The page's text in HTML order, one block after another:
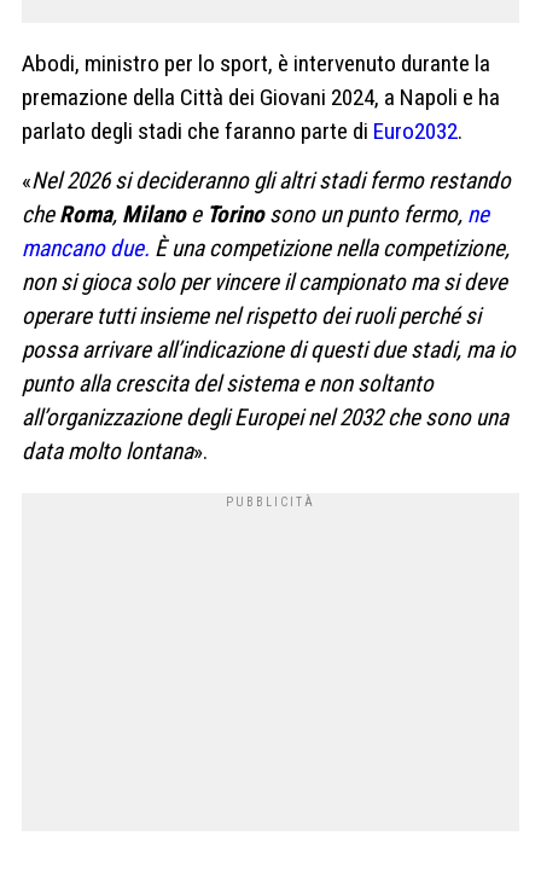
Abodi, ministro per lo sport, è intervenuto durante la
premazione della Città dei Giovani 2024, a Napoli e ha
parlato degli stadi che faranno parte di Euro2032.
«Nel 2026 si decideranno gli altri stadi fermo restando
cheRoma, Milanoe Torinosono un punto fermo, ne
mancano due. È una competizione nella competizione,
non si gioca solo per vincere il campionato ma si deve
operare tutti insieme nel rispetto dei ruoli perché si
possa arrivare all’indicazione di questi due stadi, ma io
punto alla crescita del sistema e non soltanto
all’organizzazione degli Europei nel 2032 che sono una
data molto lontana».